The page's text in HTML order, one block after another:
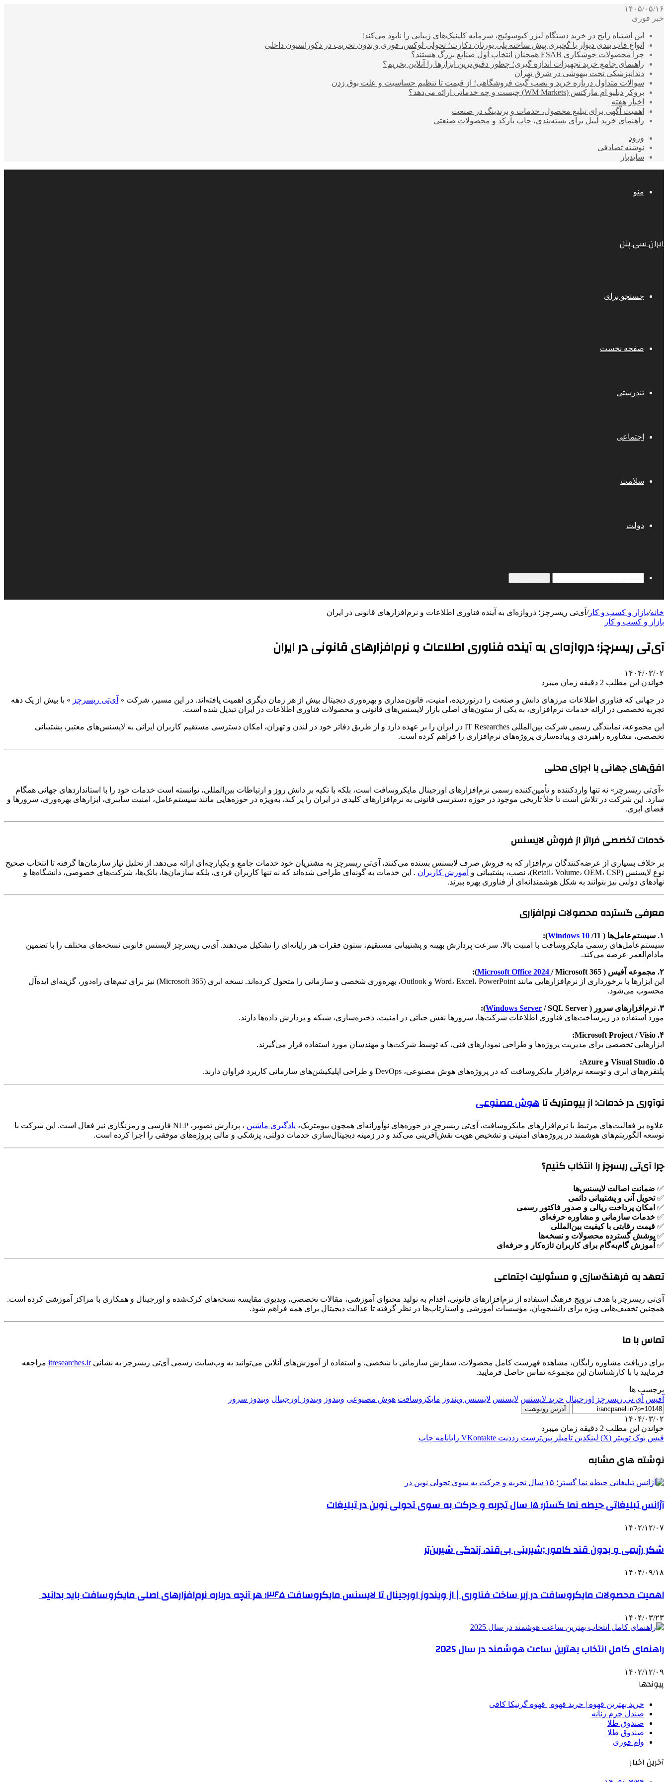
۱۴۰۵/۰۵/۱۶
خبر فوری
این اشتباه رایج در خرید دستگاه لیزر کیوسوئیچ، سرمایه کلینیک‌های زیبایی را نابود می‌کند!
انواع قاب بندی دیوار با گچبری پیش ساخته پلی یورتان دکارت؛ تحولی لوکس، فوری و بدون تخریب در دکوراسیون داخلی
چرا محصولات جوشکاری ESAB همچنان انتخاب اول صنایع بزرگ هستند؟
راهنمای جامع خرید تجهیزات اندازه گیری؛ چطور دقیق‌ترین ابزارها را آنلاین بخریم؟
دندانپزشکی تحت بیهوشی در شرق تهران
سوالات متداول درباره خرید و نصب گیت فروشگاهی؛ از قیمت تا تنظیم حساسیت و علت بوق زدن
بروکر دبلیو ام مارکتس (WM Markets) چیست و چه خدماتی ارائه می‌دهد؟
اخبار هفته
اهمیت آگهی برای تبلیغ محصول، خدمات و برندینگ در صنعت
راهنمای خرید لیبل برای بسته‌بندی، چاپ بارکد و محصولات صنعتی
ورود
نوشته تصادفی
سایدبار
منو
ایران سی پنل
جستجو برای
صفحه نخست
تندرستی
اجتماعی
سلامت
دولت
خانه/بازار و کسب و کار/ آی‌تی ریسرچز؛ دروازه‌ای به آینده فناوری اطلاعات و نرم‌افزارهای قانونی در ایران
بازار و کسب و کار
آی‌تی ریسرچز؛ دروازه‌ای به آینده فناوری اطلاعات و نرم‌افزارهای قانونی در ایران
۱۴۰۴/۰۳/۰۲
خواندن این مطلب 2 دقیقه زمان میبرد
در جهانی که فناوری اطلاعات مرزهای دانش و صنعت را درنوردیده، امنیت، قانون‌مداری و بهره‌وری دیجیتال بیش از هر زمان دیگری اهمیت یافته‌اند. در این مسیر، شرکت « آی‌تی ریسرچز » با بیش از یک دهه
تجربه تخصصی در ارائه خدمات نرم‌افزاری، به یکی از ستون‌های اصلی بازار لایسنس‌های قانونی و محصولات فناوری اطلاعات در ایران تبدیل شده است.
این مجموعه، نمایندگی رسمی شرکت بین‌المللی IT Researches در ایران را بر عهده دارد و از طریق دفاتر خود در لندن و تهران، امکان دسترسی مستقیم کاربران ایرانی به لایسنس‌های معتبر، پشتیبانی
تخصصی، مشاوره راهبردی و پیاده‌سازی پروژه‌های نرم‌افزاری را فراهم کرده است.
‌افق‌های جهانی با اجرای محلی
«آی‌تی ریسرچز» نه تنها واردکننده و تأمین‌کننده رسمی نرم‌افزارهای اورجینال مایکروسافت است، بلکه با تکیه بر دانش روز و ارتباطات بین‌المللی، توانسته است خدمات خود را با استانداردهای جهانی همگام
سازد. این شرکت در تلاش است تا خلأ تاریخی موجود در حوزه دسترسی قانونی به نرم‌افزارهای کلیدی در ایران را پر کند، به‌ویژه در حوزه‌هایی مانند سیستم‌عامل، امنیت سایبری، ابزارهای بهره‌وری، سرورها و
فضای ابری.
خدمات تخصصی فراتر از فروش لایسنس
بر خلاف بسیاری از عرضه‌کنندگان نرم‌افزار که به فروش صرف لایسنس بسنده می‌کنند، آی‌تی ریسرچز به مشتریان خود خدمات جامع و یکپارچه‌ای ارائه می‌دهد. از تحلیل نیاز سازمان‌ها گرفته تا انتخاب صحیح
نوع لایسنس (Retail، Volume، OEM، CSP)، نصب، پشتیبانی و
آموزش کاربران . این خدمات به گونه‌ای طراحی شده‌اند که نه تنها کاربران فردی، بلکه سازمان‌ها، بانک‌ها، شرکت‌های خصوصی، دانشگاه‌ها و
نهادهای دولتی نیز بتوانند به شکل هوشمندانه‌ای از فناوری بهره ببرند.
معرفی گسترده محصولات نرم‌افزاری
۱. سیستم‌عامل‌ها ( Windows 10 /11):
سیستم‌عامل‌های رسمی مایکروسافت با امنیت بالا، سرعت پردازش بهینه و پشتیبانی مستقیم، ستون فقرات هر رایانه‌ای را تشکیل می‌دهند. آی‌تی ریسرچز لایسنس قانونی نسخه‌های مختلف را با تضمین
مادام‌العمر عرضه می‌کند.
۲. مجموعه آفیس ( Microsoft Office 2024 / Microsoft 365):
این ابزارها با برخورداری از نرم‌افزارهایی مانند Word، Excel، PowerPoint و Outlook، بهره‌وری شخصی و سازمانی را متحول کرده‌اند. نسخه ابری (Microsoft 365) نیز برای تیم‌های راه‌دور، گزینه‌ای ایده‌آل
محسوب می‌شود.
۳. نرم‌افزارهای سرور ( Windows Server / SQL Server):
مورد استفاده در زیرساخت‌های فناوری اطلاعات شرکت‌ها، سرورها نقش حیاتی در امنیت، ذخیره‌سازی، شبکه و پردازش داده‌ها دارند.
۴. Microsoft Project / Visio:
ابزارهایی تخصصی برای مدیریت پروژه‌ها و طراحی نمودارهای فنی، که توسط شرکت‌ها و مهندسان مورد استفاده قرار می‌گیرند.
۵. Visual Studio و Azure:
پلتفرم‌های ابری و توسعه نرم‌افزار مایکروسافت که در پروژه‌های هوش مصنوعی، DevOps و طراحی اپلیکیشن‌های سازمانی کاربرد فراوان دارند.
نوآوری در خدمات: از بیومتریک تا هوش مصنوعی
علاوه بر فعالیت‌های مرتبط با نرم‌افزارهای مایکروسافت، آی‌تی ریسرچز در حوزه‌های نوآورانه‌ای همچون بیومتریک، یادگیری ماشین
، پردازش تصویر، NLP فارسی و رمزنگاری نیز فعال است. این شرکت با
توسعه الگوریتم‌های هوشمند در پروژه‌های امنیتی و تشخیص هویت نقش‌آفرینی می‌کند و در زمینه دیجیتال‌سازی خدمات دولتی، پزشکی و مالی پروژه‌های موفقی را اجرا کرده است.
چرا آی‌تی ریسرچز را انتخاب کنیم؟
✅ ضمانت اصالت لایسنس‌ها
✅تحویل آنی و پشتیبانی دائمی
✅ امکان پرداخت ریالی و صدور فاکتور رسمی
✅ خدمات سازمانی و مشاوره حرفه‌ای
✅ قیمت رقابتی با کیفیت بین‌المللی
✅ پوشش گسترده محصولات و نسخه‌ها
✅ آموزش گام‌به‌گام برای کاربران تازه‌کار و حرفه‌ای
تعهد به فرهنگ‌سازی و مسئولیت اجتماعی
آی‌تی ریسرچز با هدف ترویج فرهنگ استفاده از نرم‌افزارهای قانونی، اقدام به تولید محتوای آموزشی، مقالات تخصصی، ویدیوی مقایسه نسخه‌های کرک‌شده و اورجینال و همکاری با مراکز آموزشی کرده است.
همچنین تخفیف‌هایی ویژه برای دانشجویان، مؤسسات آموزشی و استارتاپ‌ها در نظر گرفته تا عدالت دیجیتال برای همه فراهم شود.
تماس با ما
برای دریافت مشاوره رایگان، مشاهده فهرست کامل محصولات، سفارش سازمانی یا شخصی، و استفاده از آموزش‌های آنلاین می‌توانید به وب‌سایت رسمی آی‌تی ریسرچز به نشانیitresearches.ir مراجعه
فرمایید یا با کارشناسان این مجموعه تماس حاصل فرمایید.
برچسب ها
آفیس آی تی ریسرچز اورجینال خرید لایسنس لایسنس لایسنس ویندوز مایکروسافت هوش مصنوعی ویندوز ویندوز اورجینال ویندوز سرور
آدرس رونوشت
۱۴۰۴/۰۳/۰۲
خواندن این مطلب 2 دقیقه زمان میبرد
فیس بوک توییتر (X) لینکدین ‫تامبلر ‫پین‌ترست ‫رددیت ‫VKontakte رایانامه چاپ
نوشته های مشابه
آژانس تبلیغاتی حیطه نما گستر؛ ۱۵ سال تجربه و حرکت به سوی تحولی نوین در تبلیغات
۱۴۰۲/۱۲/۰۷
شکر رژیمی و بدون قند کامور ;شیرینی بی‌قند، زندگی شیرین‌تر
۱۴۰۴/۰۹/۱۸
اهمیت محصولات مایکروسافت در زیر ساخت فناوری | از ویندوز اورجینال تا لایسنس مایکروسافت ۳۶۵؛ هر آنچه درباره نرم‌افزارهای اصلی مایکروسافت باید بدانید
۱۴۰۴/۰۳/۲۳
راهنمای کامل انتخاب بهترین ساعت هوشمند در سال 2025
۱۴۰۲/۱۲/۰۹
پیوندها
خرید بهترین قهوه | خرید قهوه | قهوه گرنیکا کافی
صندل چرم زنانه
صندوق طلا
صندوق طلا
وام فوری
آخرین اخبار